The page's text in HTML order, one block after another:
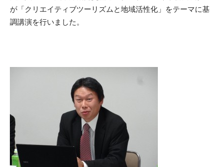
が「クリエイティブツーリズムと地域活性化」をテーマに基
調講演を行いました。